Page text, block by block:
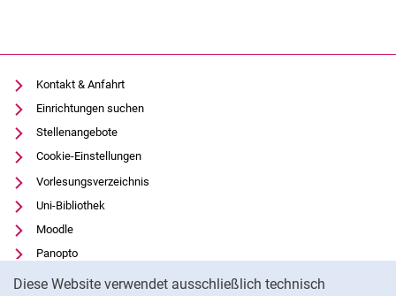
Diese Website verwendet ausschließlich technisch
Kontakt & Anfahrt
Einrichtungen suchen
Stellenangebote
Cookie-Einstellungen
Vorlesungsverzeichnis
Uni-Bibliothek
Moodle
Panopto
Datenschutz